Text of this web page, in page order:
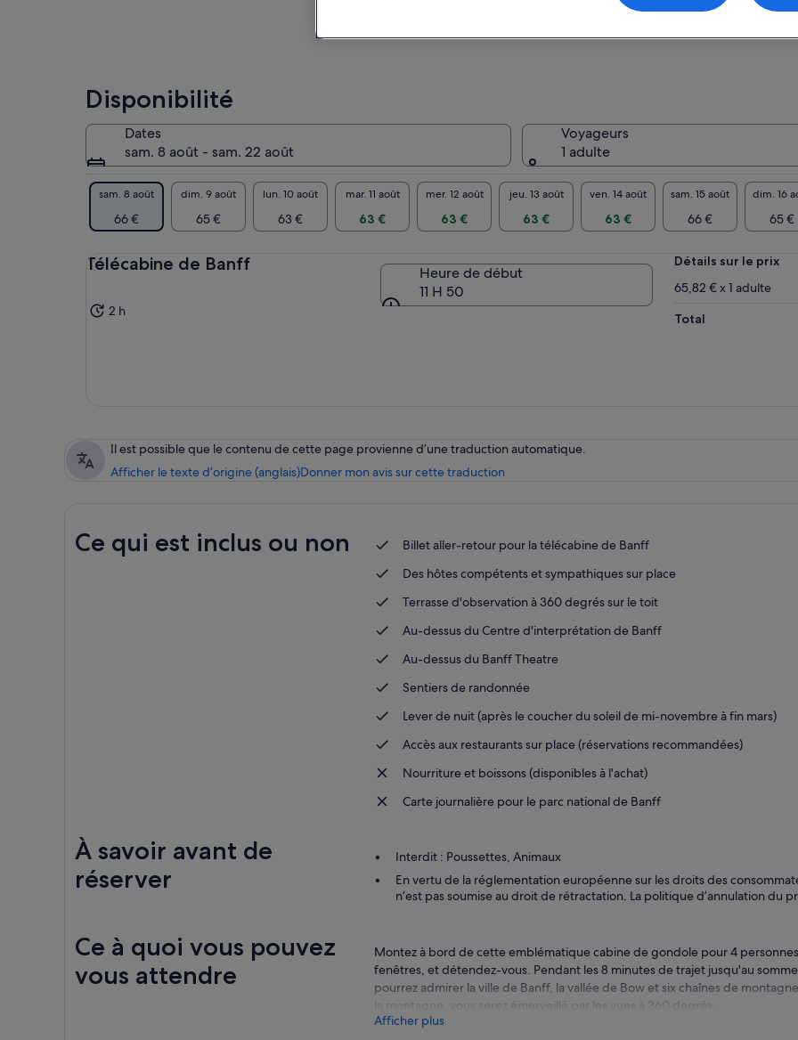
T1L 1B2, Banff,
Disponibilité
Dates
sam. 8 août - sam. 22 août
Voyageurs
1 adulte
sam. 8 août
66 €
dim. 9 août
65 €
lun. 10 août
63 €
mar. 11 août
63 €
mer. 12 août
63 €
jeu. 13 août
63 €
ven. 14 août
63 €
sam. 15 août
66 €
dim. 16
65 €
Télécabine de Banff
2 h
Heure de début
11 H 50
Détails sur le prix
65,82 € x 1 adulte
Total
Il est possible que le contenu de cette page provienne d’une traduction automatique.
Afficher le texte d’origine (anglais)Donner mon avis sur cette traductionS’ouvre
Ce qui est inclus ou non
Billet aller-retour pour la télécabine de Banff
Des hôtes compétents et sympathiques sur place
Terrasse d'observation à 360 degrés sur le toit
Au-dessus du Centre d'interprétation de Banff
Au-dessus du Banff Theatre
Sentiers de randonnée
Lever de nuit (après le coucher du soleil de mi-novembre à fin mars)
Accès aux restaurants sur place (réservations recommandées)
Nourriture et boissons (disponibles à l'achat)
Carte journalière pour le parc national de Banff
À savoir avant de
réserver
Interdit : Poussettes, Animaux
En vertu de la réglementation européenne sur les droits des
n’est pas soumise au droit de rétractation. La politique d’annulation du
Ce à quoi vous pouvez
vous attendre
Montez à bord de cette emblématique cabine de gondole pour 4
fenêtres, et détendez-vous. Pendant les 8 minutes de trajet jusqu'au
pourrez admirer la ville de Banff, la vallée de Bow et six chaînes de
la montagne, vous serez émerveillé par les vues à 360 degrés.
Explorez le centre d'interprétation interactif Above Banff pour en savoir plus
Afficher plus